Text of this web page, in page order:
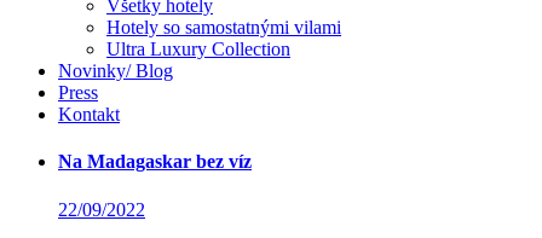
Všetky hotely
Hotely so samostatnými vilami
Ultra Luxury Collection
Novinky/ Blog
Press
Kontakt
Na Madagaskar bez víz
22/09/2022